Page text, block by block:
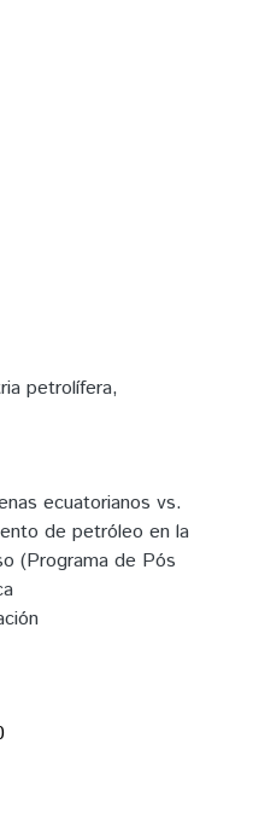
petrolífera,
ecuatorianos vs.
de petróleo en la
(Programa de Pós